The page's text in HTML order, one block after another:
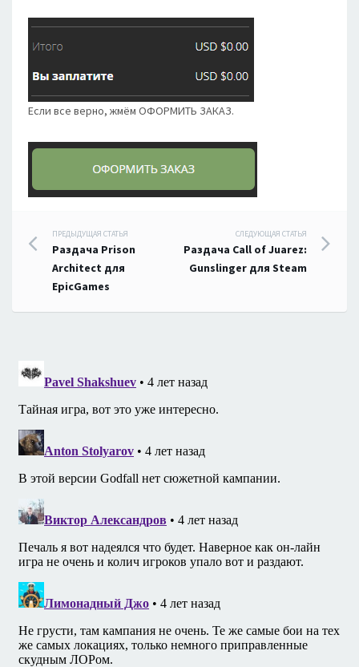
Если все верно, жмём ОФОРМИТЬ ЗАКАЗ.
Навигация
по
записям
ПРЕДЫДУЩАЯ СТАТЬЯ
Раздача Prison
Architect для
EpicGames
СЛЕДУЮЩАЯ СТАТЬЯ
Раздача Call of Juarez:
Gunslinger для Steam